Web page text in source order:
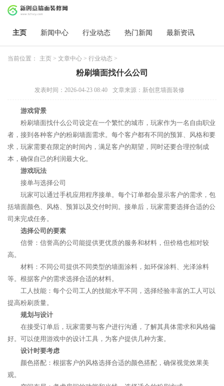
主页 新闻中心 行业动态 热门新闻 最新资讯
当前位置： 主页 > 文章中心 > 行业动态 >
粉刷墙面找什么公司
发表时间：2026-04-23 08:40 文章来源：新创意墙面装修
游戏背景
粉刷墙面找什么公司设定在一个繁忙的城市，玩家作为一名自由职业
者，接到各种客户的粉刷墙面需求。每个客户都有不同的预算、风格和要
求，玩家需要在限定的时间内，满足客户的期望，同时还要合理控制成
本，确保自己的利润最大化。
游戏玩法
接单与选择公司
玩家可以通过手机应用程序接单。每个订单都会显示客户的需求，包
括墙面颜色、风格、预算以及交付时间。接单后，玩家需要选择合适的公
司来完成任务。
选择公司的要素
信誉：信誉高的公司能提供更优质的服务和材料，但价格也相对较
高。
材料：不同公司提供不同类型的墙面涂料，如环保涂料、光泽涂料
等。根据客户的需求选择合适的材料。
工人技能：每个公司工人的技能水平不同，选择经验丰富的工人可以
提高粉刷质量。
规划与设计
在接受订单后，玩家需要与客户进行沟通，了解其具体需求和风格偏
好。可以使用游戏中的设计工具，为客户提供几种方案。
设计时要考虑
颜色搭配：根据客户的风格选择合适的颜色搭配，确保视觉效果美
观。